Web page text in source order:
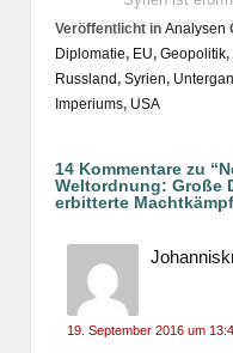
Veröffentlicht in Analysen
Diplomatie, EU, Geopolitik,
Russland, Syrien,
Imperiums, USA
14 Kommentare zu “
Weltordnung: Große
erbitterte
19. September 2016 um